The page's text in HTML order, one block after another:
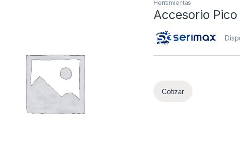
Herramientas
Accesorio
Cotizar